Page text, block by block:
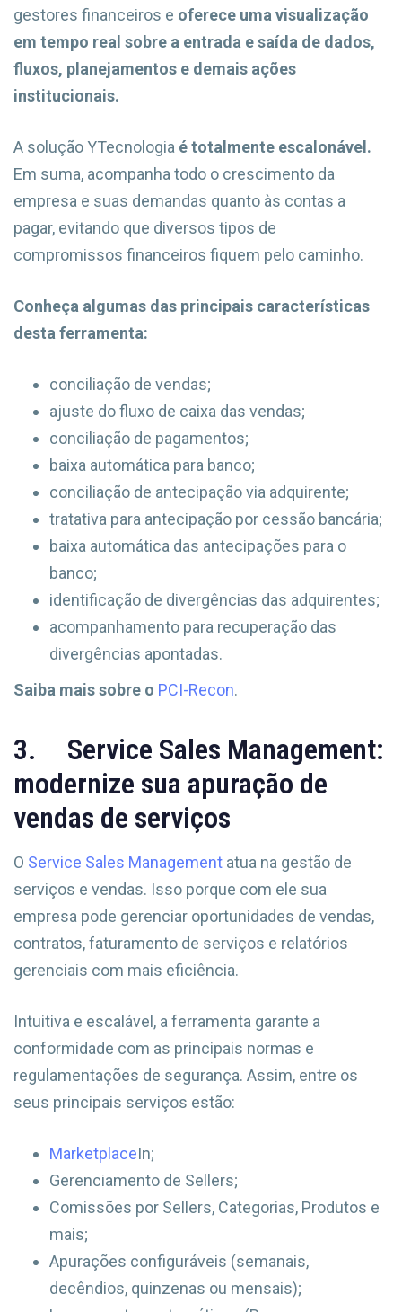
gestores financeiros e oferece uma visualização
em tempo real sobre a entrada e saída de dados,
fluxos, planejamentos e demais ações
institucionais.
A solução YTecnologia é totalmente escalonável.
Em suma, acompanha todo o crescimento da
empresa e suas demandas quanto às contas a
pagar, evitando que diversos tipos de
compromissos financeiros fiquem pelo caminho.
Conheça algumas das principais características
desta ferramenta:
conciliação de vendas;
ajuste do fluxo de caixa das vendas;
conciliação de pagamentos;
baixa automática para banco;
conciliação de antecipação via adquirente;
tratativa para antecipação por cessão bancária;
baixa automática das antecipações para o
banco;
identificação de divergências das adquirentes;
acompanhamento para recuperação das
divergências apontadas.
Saiba mais sobre o PCI-Recon.
3. Service Sales Management:
modernize sua apuração de
vendas de serviços
O Service Sales Management atua na gestão de
serviços e vendas. Isso porque com ele sua
empresa pode gerenciar oportunidades de vendas,
contratos, faturamento de serviços e relatórios
gerenciais com mais eficiência.
Intuitiva e escalável, a ferramenta garante a
conformidade com as principais normas e
regulamentações de segurança. Assim, entre os
seus principais serviços estão:
MarketplaceIn;
Gerenciamento de Sellers;
Comissões por Sellers, Categorias, Produtos e
mais;
Apurações configuráveis (semanais,
decêndios, quinzenas ou mensais);